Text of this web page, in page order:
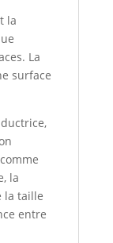
la
La
surface
la
la taille
entre